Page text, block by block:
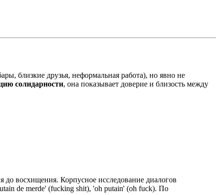
близкие друзья, неформальная работа), но явно не
солидарности, она показывает доверие и близость между
до восхищения. Корпусное исследование диалогов
de merde' (fucking shit), 'oh putain' (oh fuck). По